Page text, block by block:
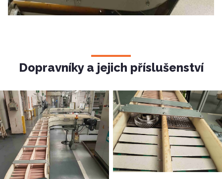
Dopravníky a jejich příslušenství